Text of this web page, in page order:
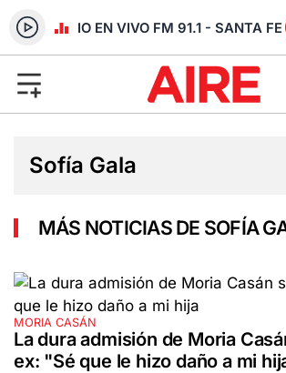
RADIO EN VIVO FM 91.1 - SANTA FE
Sofía Gala
MÁS NOTICIAS DE SOFÍA
MORIA CASÁN
La dura admisión de Moria
ex: "Sé que le hizo daño a mi